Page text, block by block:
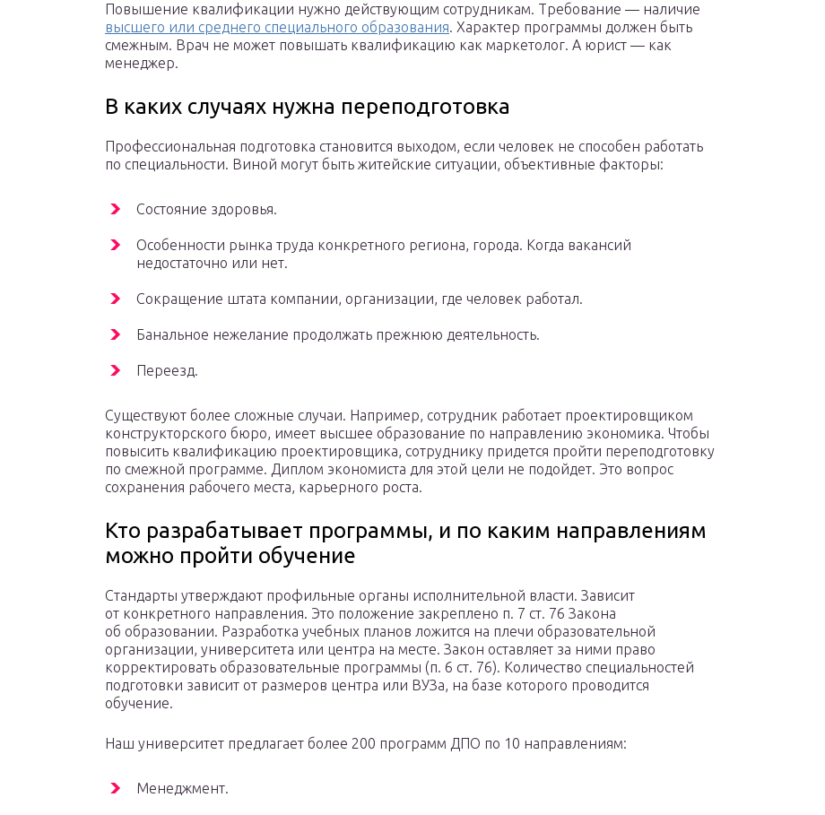
Повышение квалификации нужно действующим сотрудникам. Требование — наличие
высшего или среднего специального образования. Характер программы должен быть
смежным. Врач не может повышать квалификацию как маркетолог. А юрист — как
менеджер.
В каких случаях нужна переподготовка
Профессиональная подготовка становится выходом, если человек не способен работать
по специальности. Виной могут быть житейские ситуации, объективные факторы:
Состояние здоровья.
Особенности рынка труда конкретного региона, города. Когда вакансий
недостаточно или нет.
Сокращение штата компании, организации, где человек работал.
Банальное нежелание продолжать прежнюю деятельность.
Переезд.
Существуют более сложные случаи. Например, сотрудник работает проектировщиком
конструкторского бюро, имеет высшее образование по направлению экономика. Чтобы
повысить квалификацию проектировщика, сотруднику придется пройти переподготовку
по смежной программе. Диплом экономиста для этой цели не подойдет. Это вопрос
сохранения рабочего места, карьерного роста.
Кто разрабатывает программы, и по каким направлениям
можно пройти обучение
Стандарты утверждают профильные органы исполнительной власти. Зависит
от конкретного направления. Это положение закреплено п. 7 ст. 76 Закона
об образовании. Разработка учебных планов ложится на плечи образовательной
организации, университета или центра на месте. Закон оставляет за ними право
корректировать образовательные программы (п. 6 ст. 76). Количество специальностей
подготовки зависит от размеров центра или ВУЗа, на базе которого проводится
обучение.
Наш университет предлагает более 200 программ ДПО по 10 направлениям:
Менеджмент.